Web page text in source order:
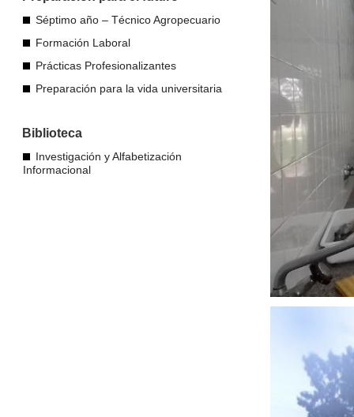
Séptimo año – Técnico Agropecuario
Formación Laboral
Prácticas Profesionalizantes
Preparación para la vida universitaria
Biblioteca
Investigación y Alfabetización
Informacional